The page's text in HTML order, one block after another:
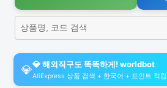
💎💎 해외직구도 똑똑하게! worldbot
AliExpress 상품 검색 + 한국어 + 포인트 적립